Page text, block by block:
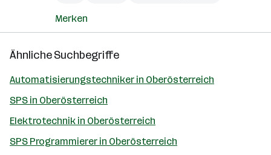
Merken
Ähnliche Suchbegriffe
Automatisierungstechniker in Oberösterreich
SPS in Oberösterreich
Elektrotechnik in Oberösterreich
SPS Programmierer in Oberösterreich